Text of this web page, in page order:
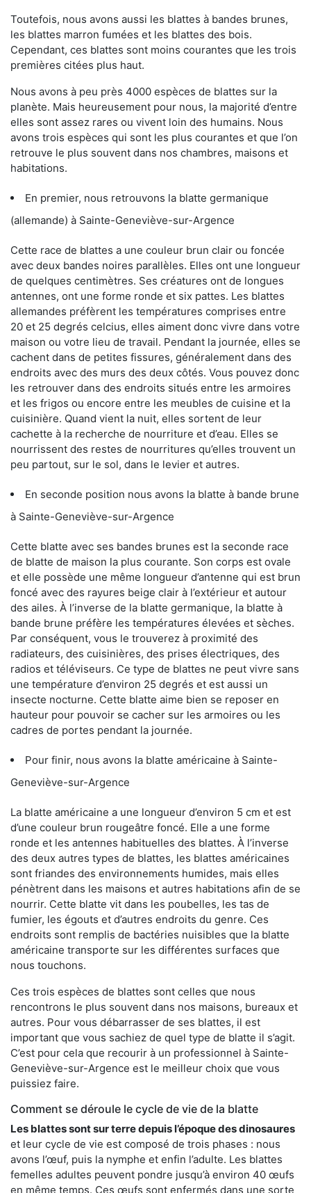
Toutefois, nous avons aussi les blattes à bandes brunes,
les blattes marron fumées et les blattes des bois.
Cependant, ces blattes sont moins courantes que les trois
premières citées plus haut.
Nous avons à peu près 4000 espèces de blattes sur la
planète. Mais heureusement pour nous, la majorité d’entre
elles sont assez rares ou vivent loin des humains. Nous
avons trois espèces qui sont les plus courantes et que l’on
retrouve le plus souvent dans nos chambres, maisons et
habitations.
En premier, nous retrouvons la blatte germanique
(allemande) à Sainte-Geneviève-sur-Argence
Cette race de blattes a une couleur brun clair ou foncée
avec deux bandes noires parallèles. Elles ont une longueur
de quelques centimètres. Ses créatures ont de longues
antennes, ont une forme ronde et six pattes. Les blattes
allemandes préfèrent les températures comprises entre
20 et 25 degrés celcius, elles aiment donc vivre dans votre
maison ou votre lieu de travail. Pendant la journée, elles se
cachent dans de petites fissures, généralement dans des
endroits avec des murs des deux côtés. Vous pouvez donc
les retrouver dans des endroits situés entre les armoires
et les frigos ou encore entre les meubles de cuisine et la
cuisinière. Quand vient la nuit, elles sortent de leur
cachette à la recherche de nourriture et d’eau. Elles se
nourrissent des restes de nourritures qu’elles trouvent un
peu partout, sur le sol, dans le levier et autres.
En seconde position nous avons la blatte à bande brune
à Sainte-Geneviève-sur-Argence
Cette blatte avec ses bandes brunes est la seconde race
de blatte de maison la plus courante. Son corps est ovale
et elle possède une même longueur d’antenne qui est brun
foncé avec des rayures beige clair à l’extérieur et autour
des ailes. À l’inverse de la blatte germanique, la blatte à
bande brune préfère les températures élevées et sèches.
Par conséquent, vous le trouverez à proximité des
radiateurs, des cuisinières, des prises électriques, des
radios et téléviseurs. Ce type de blattes ne peut vivre sans
une température d’environ 25 degrés et est aussi un
insecte nocturne. Cette blatte aime bien se reposer en
hauteur pour pouvoir se cacher sur les armoires ou les
cadres de portes pendant la journée.
Pour finir, nous avons la blatte américaine à Sainte-
Geneviève-sur-Argence
La blatte américaine a une longueur d’environ 5 cm et est
d’une couleur brun rougeâtre foncé. Elle a une forme
ronde et les antennes habituelles des blattes. À l’inverse
des deux autres types de blattes, les blattes américaines
sont friandes des environnements humides, mais elles
pénètrent dans les maisons et autres habitations afin de se
nourrir. Cette blatte vit dans les poubelles, les tas de
fumier, les égouts et d’autres endroits du genre. Ces
endroits sont remplis de bactéries nuisibles que la blatte
américaine transporte sur les différentes surfaces que
nous touchons.
Ces trois espèces de blattes sont celles que nous
rencontrons le plus souvent dans nos maisons, bureaux et
autres. Pour vous débarrasser de ses blattes, il est
important que vous sachiez de quel type de blatte il s’agit.
C’est pour cela que recourir à un professionnel à Sainte-
Geneviève-sur-Argence est le meilleur choix que vous
puissiez faire.
Comment se déroule le cycle de vie de la blatte
Les blattes sont sur terre depuis l’époque des dinosaures
et leur cycle de vie est composé de trois phases : nous
avons l’œuf, puis la nymphe et enfin l’adulte. Les blattes
femelles adultes peuvent pondre jusqu’à environ 40 œufs
en même temps. Ces œufs sont enfermés dans une sorte